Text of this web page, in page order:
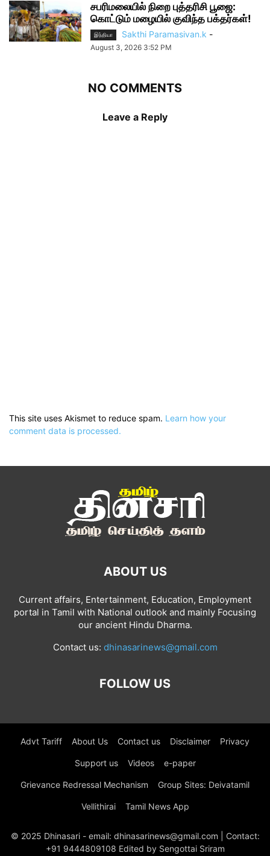
சபரிமலையில் நிறை புத்தரிசி பூஜை:
கொட்டும் மழையில் குவிந்த பக்தர்கள்!
இந்தியா Sakthi Paramasivan.k -
August 3, 2026 3:52 PM
NO COMMENTS
Leave a Reply
This site uses Akismet to reduce spam. Learn how your
comment data is processed.
ABOUT US
Current affairs, Entertainment, Education, Employment
portal in Tamil with National outlook and mainly Focusing
our ancient Hindu Dharma.
Contact us: dhinasarinews@gmail.com
FOLLOW US
Advt Tariff About Us Contact us Disclaimer Privacy
Support us Videos e-paper
Grievance Redressal Mechanism Group Sites: Deivatamil
Vellithirai Tamil News App
© 2025 Dhinasari - email: dhinasarinews@gmail.com | Contact:
+91 9444809108 Edited by Sengottai Sriram